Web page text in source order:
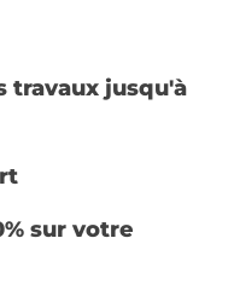
travaux jusqu'à
sur votre